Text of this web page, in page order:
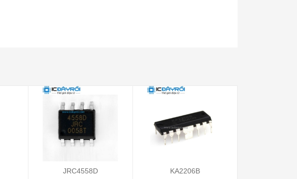
JRC4558D KA2206B